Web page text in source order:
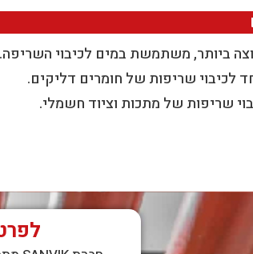
ביותר, משתמשת במים לכיבוי השריפה.
לכיבוי שריפות של חומרים דליקים.
שריפות של מתכות וציוד חשמלי.